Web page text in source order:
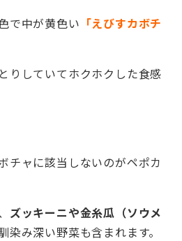
で中が黄色い 「えびすカボチ
りしていてホクホクした食感
チャに該当しないのがペポカ
ズッキーニや金糸瓜（ソウメ
染み深い野菜も含まれます。